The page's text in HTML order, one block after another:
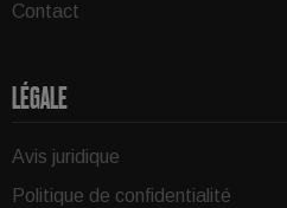
Contact
LÉGALE
Avis juridique
Politique de confidentialité